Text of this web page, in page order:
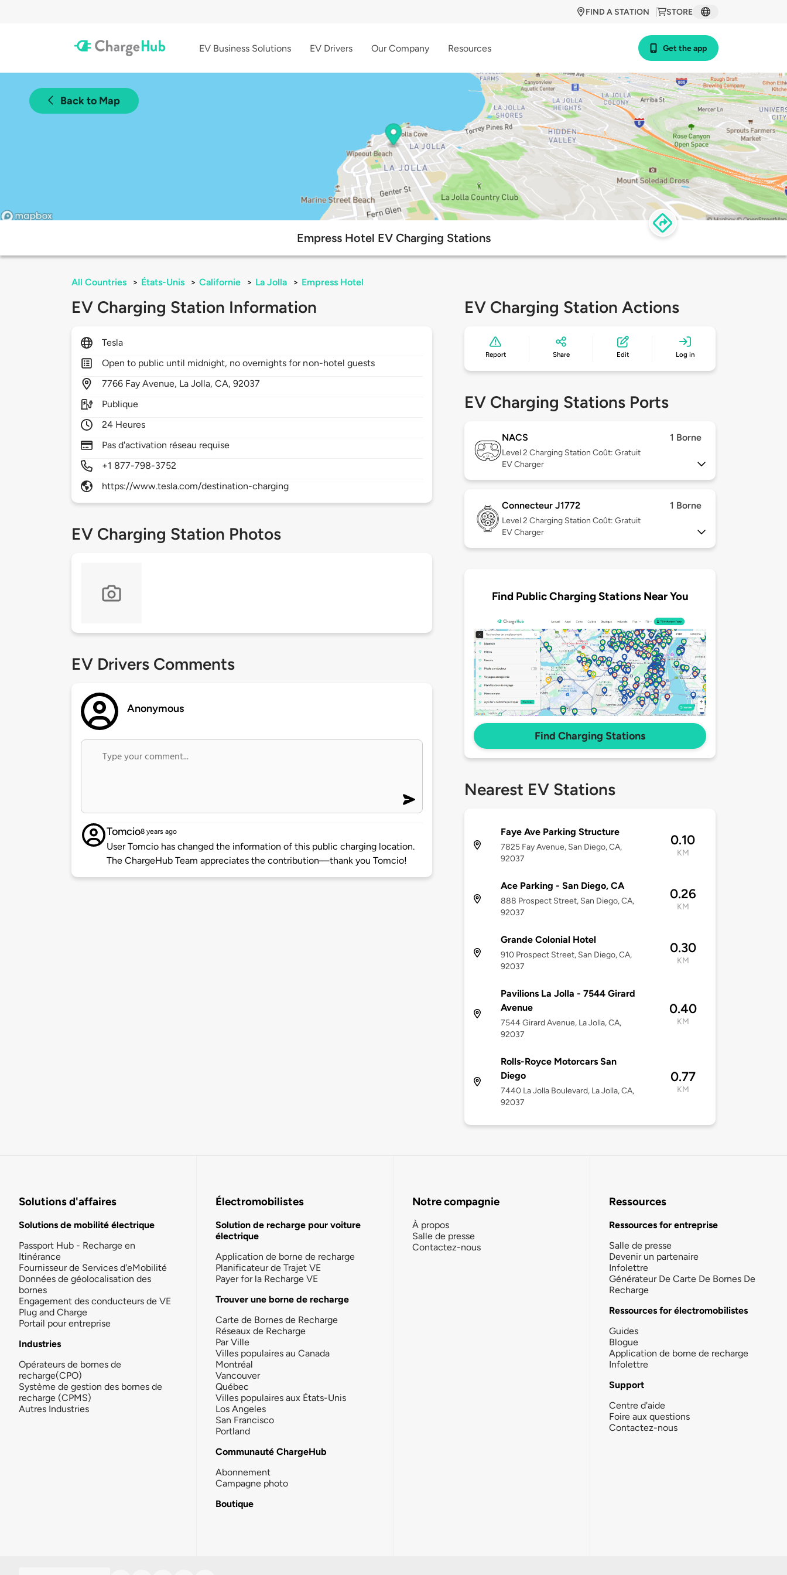
STORE
FIND A STATION
EV Business Solutions EV Drivers Our Company Resources Get the app
Back to Map
Empress Hotel EV Charging Stations
All Countries > États-Unis > Californie > La Jolla > Empress Hotel
EV Charging Station Information
Tesla
Open to public until midnight, no overnights for non-hotel guests
7766 Fay Avenue, La Jolla,CA,92037
Publique
24 Heures
Pas d'activation réseau requise
+1 877-798-3752
https://www.tesla.com/destination-charging
EV Charging Station Photos
EV Drivers Comments
Anonymous
Tomcio8 years ago
User Tomcio has changed the information of this public charging location.
The ChargeHub Team appreciates the contribution—thank you Tomcio!
EV Charging Station Actions
Report Share Edit Log in
EV Charging Stations Ports
NACS 1 Borne
Level 2 Charging Station Coût: Gratuit
EV Charger
Connecteur J1772 1 Borne
Level 2 Charging Station Coût: Gratuit
EV Charger
Find Public Charging Stations Near You
Find Charging Stations
Nearest EV Stations
Faye Ave Parking Structure
7825 Fay Avenue, San Diego, CA,
92037
0.10
KM
Ace Parking - San Diego, CA
888 Prospect Street, San Diego, CA,
92037
0.26
KM
Grande Colonial Hotel
910 Prospect Street, San Diego, CA,
92037
0.30
KM
Pavilions La Jolla - 7544 Girard
Avenue
7544 Girard Avenue, La Jolla, CA,
92037
0.40
KM
Rolls-Royce Motorcars San
Diego
7440 La Jolla Boulevard, La Jolla, CA,
92037
0.77
KM
Solutions d'affaires
Solutions de mobilité électrique
Passport Hub - Recharge en
Itinérance
Fournisseur de Services d'eMobilité
Données de géolocalisation des
bornes
Engagement des conducteurs de VE
Plug and Charge
Portail pour entreprise
Industries
Opérateurs de bornes de
recharge(CPO)
Système de gestion des bornes de
recharge (CPMS)
Autres Industries
Électromobilistes
Solution de recharge pour voiture
électrique
Application de borne de recharge
Planificateur de Trajet VE
Payer for la Recharge VE
Trouver une borne de recharge
Carte de Bornes de Recharge
Réseaux de Recharge
Par Ville
Villes populaires au Canada
Montréal
Vancouver
Québec
Villes populaires aux États-Unis
Los Angeles
San Francisco
Portland
Communauté ChargeHub
Abonnement
Campagne photo
Boutique
Notre compagnie
À propos
Salle de presse
Contactez-nous
Ressources
Ressources for entreprise
Salle de presse
Devenir un partenaire
Infolettre
Générateur De Carte De Bornes De
Recharge
Ressources for électromobilistes
Guides
Blogue
Application de borne de recharge
Infolettre
Support
Centre d'aide
Foire aux questions
Contactez-nous